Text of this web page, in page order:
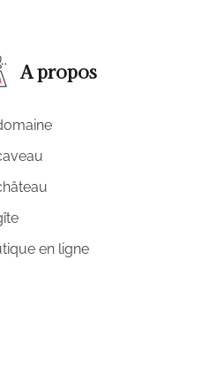
A propos
en ligne